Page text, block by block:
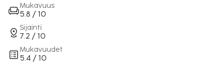
Mukavuus
5.8 / 10
Sijainti
7.2 / 10
Mukavuudet
5.4 / 10